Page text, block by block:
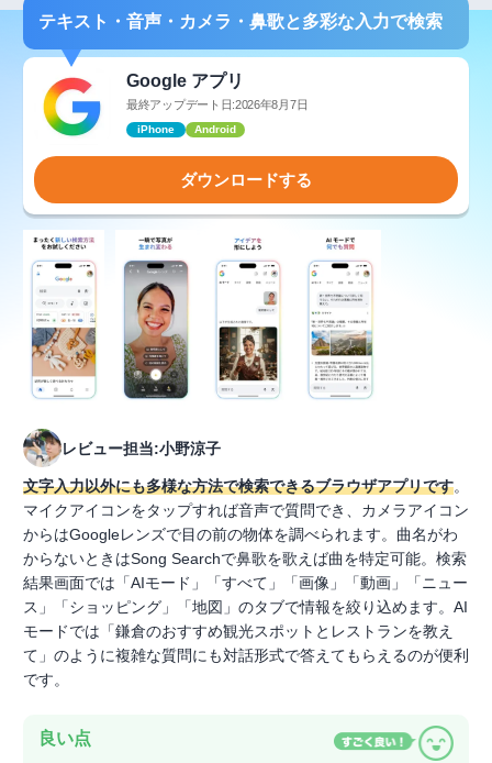
テキスト・音声・カメラ・鼻歌と多彩な入力で検索
Google アプリ
最終アップデート日:2026年8月7日
iPhone Android
ダウンロードする
レビュー担当:小野涼子
文字入力以外にも多様な方法で検索できるブラウザアプリです。
マイクアイコンをタップすれば音声で質問でき、カメラアイコン
からはGoogleレンズで目の前の物体を調べられます。曲名がわ
からないときはSong Searchで鼻歌を歌えば曲を特定可能。検索
結果画面では「AIモード」「すべて」「画像」「動画」「ニュー
ス」「ショッピング」「地図」のタブで情報を絞り込めます。AI
モードでは「鎌倉のおすすめ観光スポットとレストランを教え
て」のように複雑な質問にも対話形式で答えてもらえるのが便利
です。
良い点